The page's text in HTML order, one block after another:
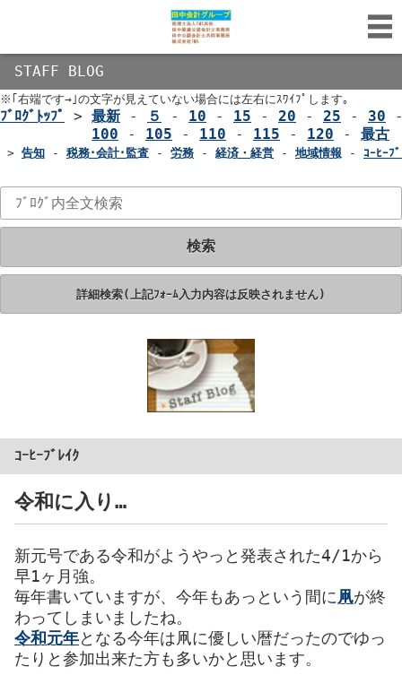
STAFF BLOG
※｢右端です→｣の文字が見えていない場合には左右にｽﾜｲﾌﾟします｡
ﾌﾞﾛｸﾞﾄｯﾌﾟ > 最新 - ５ - 10 - 15 - 20 - 25 - 30
100 - 105 - 110 - 115 - 120 - 最古
> 告知 - 税務･会計･監査 - 労務 - 経済・経営 - 地域情報 - ｺｰﾋｰﾌ
検索
詳細検索(上記ﾌｫｰﾑ入力内容は反映されません)
ｺｰﾋｰﾌﾞﾚｲｸ
令和に入り…
新元号である令和がようやっと発表された4/1から
早1ヶ月強。
毎年書いていますが、今年もあっという間に凧が終
わってしまいましたね。
令和元年となる今年は凧に優しい暦だったのでゆっ
たりと参加出来た方も多いかと思います。